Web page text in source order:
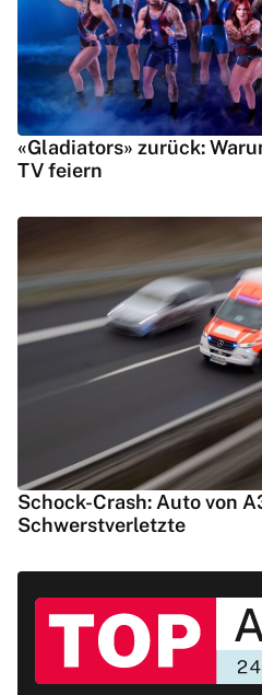
«Gladiators» zurück:
TV feiern
Schock-Crash: Auto von
Schwerstverletzte